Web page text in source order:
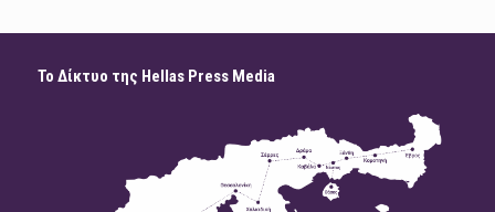
Το Δίκτυο της Hellas Press Media